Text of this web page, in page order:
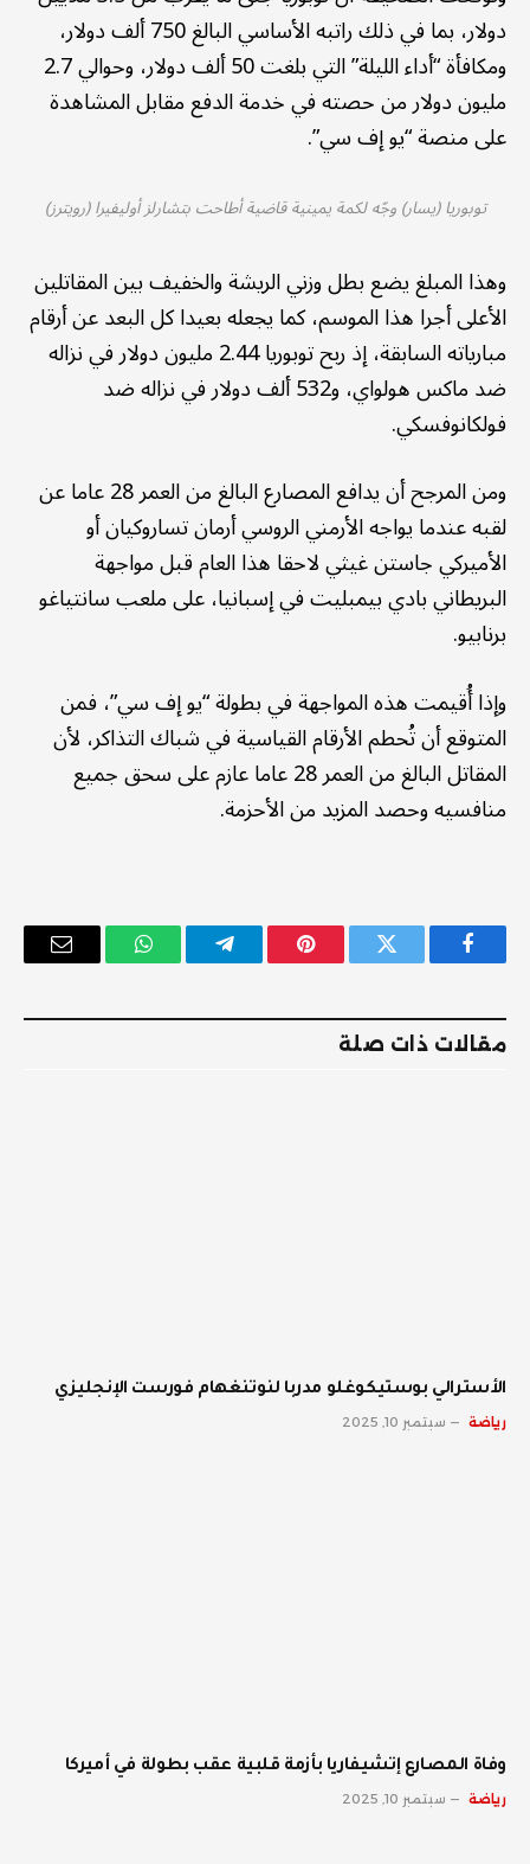
دولار، بما في ذلك راتبه الأساسي البالغ 750 ألف دولار،
ومكافأة “أداء الليلة” التي بلغت 50 ألف دولار، وحوالي 2.7
مليون دولار من حصته في خدمة الدفع مقابل المشاهدة
على منصة “يو إف سي”.
توبوريا (يسار) وجّه لكمة يمينية قاضية أطاحت بتشارلز أوليفيرا (رويترز)
وهذا المبلغ يضع بطل وزني الريشة والخفيف بين المقاتلين
الأعلى أجرا هذا الموسم، كما يجعله بعيدا كل البعد عن أرقام
مبارياته السابقة، إذ ربح توبوريا 2.44 مليون دولار في نزاله
ضد ماكس هولواي، و532 ألف دولار في نزاله ضد
فولكانوفسكي.
ومن المرجح أن يدافع المصارع البالغ من العمر 28 عاما عن
لقبه عندما يواجه الأرمني الروسي أرمان تساروكيان أو
الأميركي جاستن غيثي لاحقا هذا العام قبل مواجهة
البريطاني بادي بيمبليت في إسبانيا، على ملعب سانتياغو
برنابيو.
وإذا أُقيمت هذه المواجهة في بطولة “يو إف سي”، فمن
المتوقع أن تُحطم الأرقام القياسية في شباك التذاكر، لأن
المقاتل البالغ من العمر 28 عاما عازم على سحق جميع
منافسيه وحصد المزيد من الأحزمة.
فيسبوك تويتر بينتيريستتيلقرام واتساب
البريد
مقالات ذات صلة
الأسترالي بوستيكوغلو مدربا لنوتنغهام فورست الإنجليزي
رياضة سبتمبر 10, 2025
وفاة المصارع إتشيفاريا بأزمة قلبية عقب بطولة في أميركا
رياضة سبتمبر 10, 2025